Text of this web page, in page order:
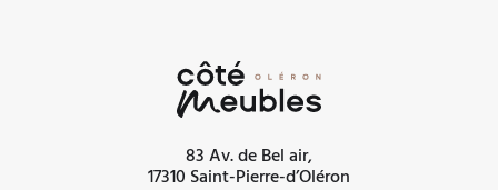
83 Av. de Bel air,
17310 Saint-Pierre-d’Oléron